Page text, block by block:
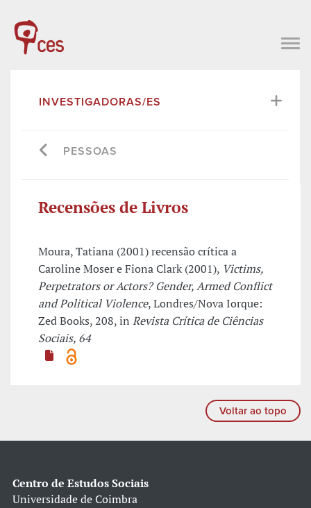
INVESTIGADORAS/ES
PESSOAS
Recensões de Livros
Moura, Tatiana (2001) recensão crítica a
Caroline Moser e Fiona Clark (2001), Victims,
Perpetrators or Actors? Gender, Armed Conflict
and Political Violence, Londres/Nova Iorque:
Zed Books, 208, in Revista Crítica de Ciências
Sociais, 64
Voltar ao topo
Centro de Estudos Sociais
Universidade de Coimbra